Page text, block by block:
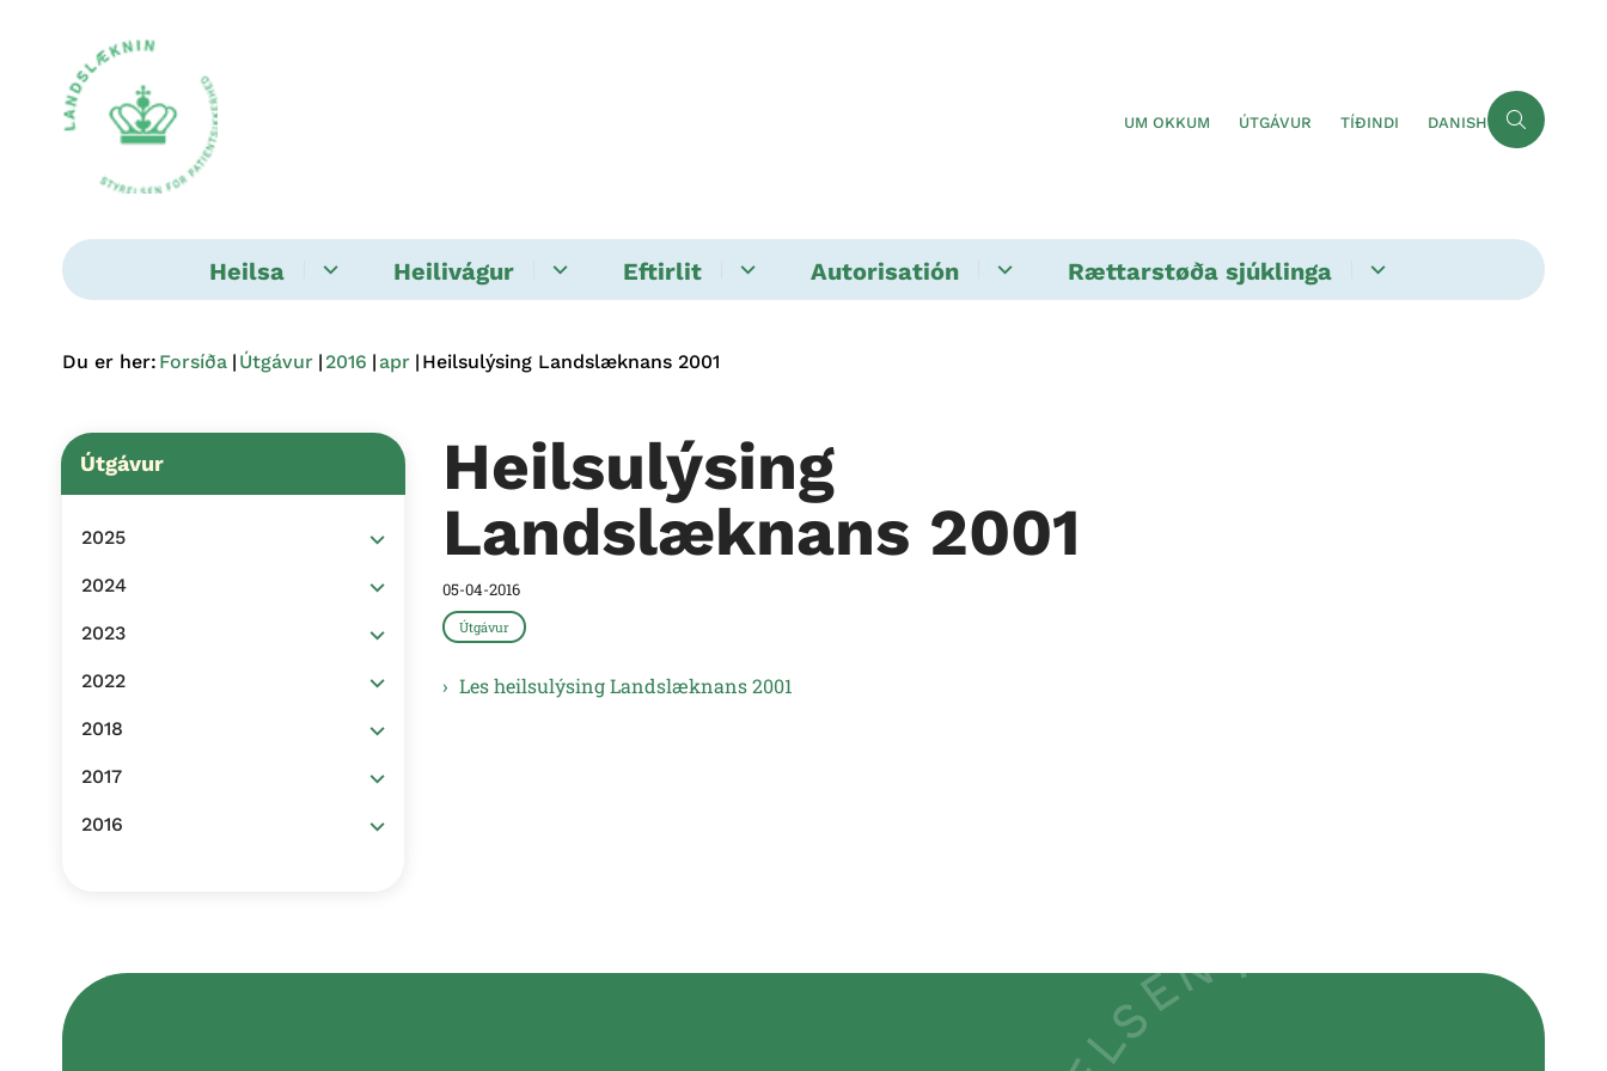
UM OKKUM ÚTGÁVUR TÍÐINDI DANISH
Heilsa Heilivágur Eftirlit Autorisatión Rættarstøða sjúklinga
Du er her: Forsíða Útgávur 2016 apr Heilsulýsing Landslæknans 2001
Útgávur
2025
2024
2023
2022
2018
2017
2016
Heilsulýsing
Landslæknans 2001
05-04-2016
Útgávur
Les heilsulýsing Landslæknans 2001